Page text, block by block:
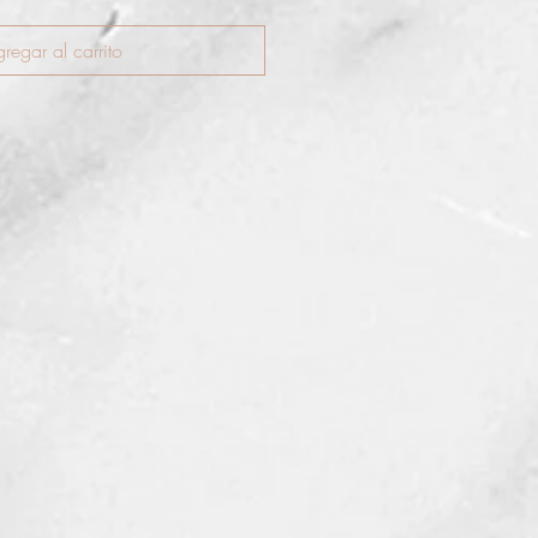
al carrito